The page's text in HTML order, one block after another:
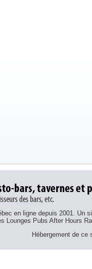
en ligne depuis 2001.
Lounges Pubs After Hours
Hébergement de ce